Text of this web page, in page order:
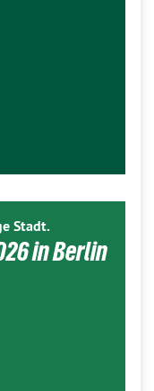
Stadt.
in Berlin